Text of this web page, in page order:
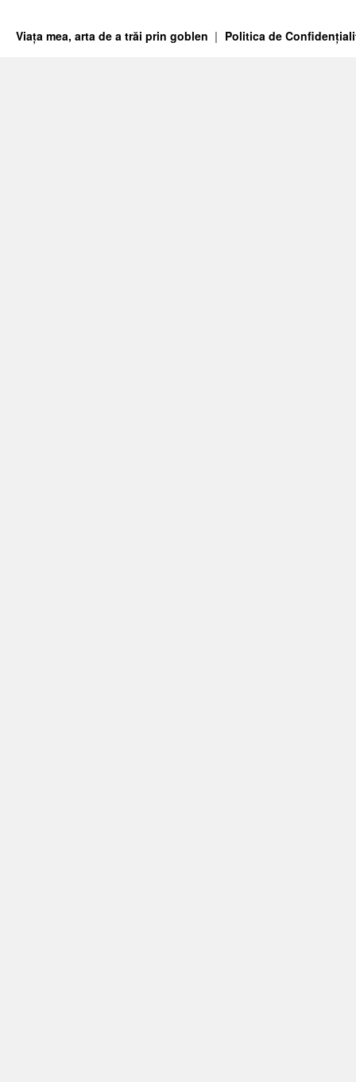
Viața mea, arta de a trăi prin goblen Politica de